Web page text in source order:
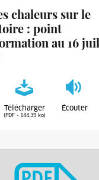
chaleurs sur le
: point
au 16
Télécharger
(PDF - 144.39 ko)
Écouter